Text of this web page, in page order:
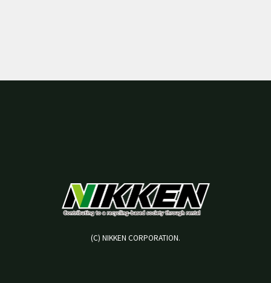
(C) NIKKEN CORPORATION.